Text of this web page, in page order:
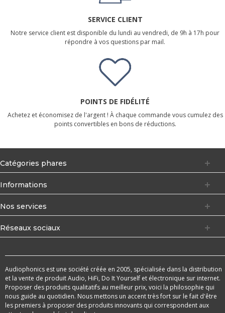
SERVICE CLIENT
Notre service client est disponible du lundi au vendredi, de 9h à 17h pour
répondre à vos questions par mail.
POINTS DE FIDÉLITÉ
Achetez et économisez de l'argent ! À chaque commande vous cumulez des
points convertibles en bons de réductions.
Catégories phares
Informations
Nos services
Réseaux sociaux
Audiophonics est une société créée en 2005, spécialisée dans la distribution
et la vente de produit Audio, HiFi, Do It Yourself et électronique sur internet.
Proposer des produits qualitatifs au meilleur prix, voici la philosophie qui
nous guide au quotidien. Nous mettons un accent très fort sur le fait d'être
les premiers à proposer des produits innovants qui correspondent aux